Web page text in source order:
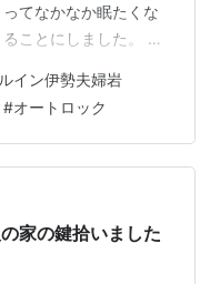
てなかなか眠たくな
ことにしました。 夜
いない風呂がありま
ら床に就きました。
後でチェックアウト
歩いたところで、昨
れてきたことに気が
うとしまし…
イン伊勢夫婦岩
#オートロック
家の鍵拾いました